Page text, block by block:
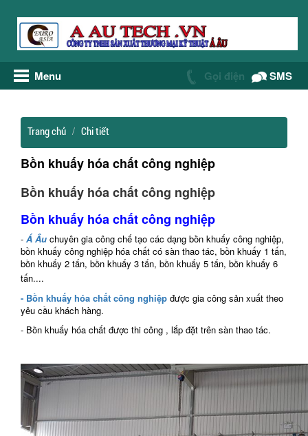
Menu Gọi điện SMS
Trang chủ Chi tiết
Bồn khuấy hóa chất công nghiệp
Bồn khuấy hóa chất công nghiệp
Bồn khuấy hóa chất công nghiệp
- Á Âu chuyên gia công chế tạo các dạng bồn khuấy công nghiệp,
bồn khuấy công nghiệp hóa chất có sàn thao tác, bồn khuấy 1 tấn,
bồn khuấy 2 tấn, bồn khuấy 3 tấn, bồn khuấy 5 tấn, bồn khuấy 6
tấn....
- Bồn khuấy hóa chất công nghiệp được gia công sản xuất theo
yêu cầu khách hàng.
- Bồn khuấy hóa chất được thi công , lắp đặt trên sàn thao tác.